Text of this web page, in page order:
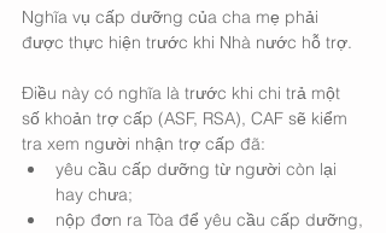
Nghĩa vụ cấp dưỡng của cha mẹ phải
được thực hiện trước khi Nhà nước hỗ trợ.
Điều này có nghĩa là trước khi chi trả một
số khoản trợ cấp (ASF, RSA), CAF sẽ kiểm
tra xem người nhận trợ cấp đã:
yêu cầu cấp dưỡng từ người còn lại
hay chưa;
nộp đơn ra Tòa để yêu cầu cấp dưỡng,